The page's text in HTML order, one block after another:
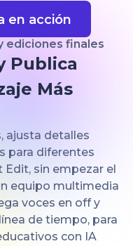
en acción
ediciones finales
Publica
Más
ajusta detalles
para diferentes
sin empezar el
equipo multimedia
voces en off y
de tiempo, para
con IA